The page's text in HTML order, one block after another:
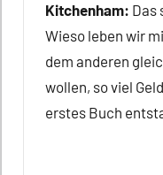
Kitchenham: Das
Wieso leben wir
dem anderen
wollen, so viel
erstes Buch